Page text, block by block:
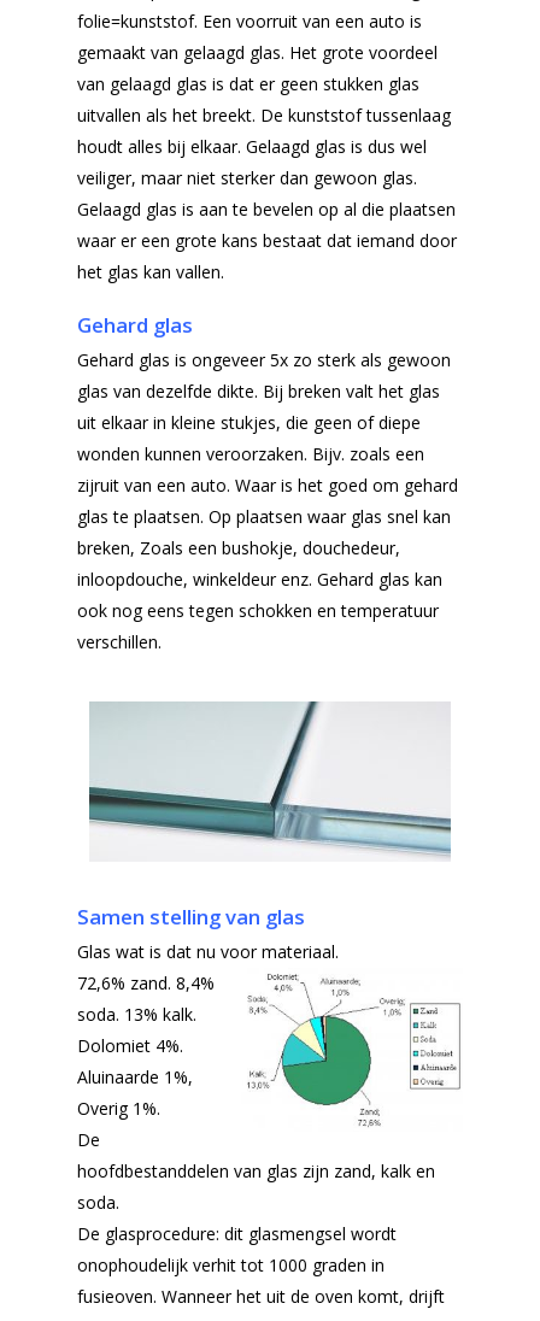
folie=kunststof. Een voorruit van een auto is
gemaakt van gelaagd glas. Het grote voordeel
van gelaagd glas is dat er geen stukken glas
uitvallen als het breekt. De kunststof tussenlaag
houdt alles bij elkaar. Gelaagd glas is dus wel
veiliger, maar niet sterker dan gewoon glas.
Gelaagd glas is aan te bevelen op al die plaatsen
waar er een grote kans bestaat dat iemand door
het glas kan vallen.
Gehard glas
Gehard glas is ongeveer 5x zo sterk als gewoon
glas van dezelfde dikte. Bij breken valt het glas
uit elkaar in kleine stukjes, die geen of diepe
wonden kunnen veroorzaken. Bijv. zoals een
zijruit van een auto. Waar is het goed om gehard
glas te plaatsen. Op plaatsen waar glas snel kan
breken, Zoals een bushokje, douchedeur,
inloopdouche, winkeldeur enz. Gehard glas kan
ook nog eens tegen schokken en temperatuur
verschillen.
Samen stelling van glas
Glas wat is dat nu voor materiaal.
72,6% zand. 8,4%
soda. 13% kalk.
Dolomiet 4%.
Aluinaarde 1%,
Overig 1%.
De
hoofdbestanddelen van glas zijn zand, kalk en
soda.
De glasprocedure: dit glasmengsel wordt
onophoudelijk verhit tot 1000 graden in
fusieoven. Wanneer het uit de oven komt, drijft